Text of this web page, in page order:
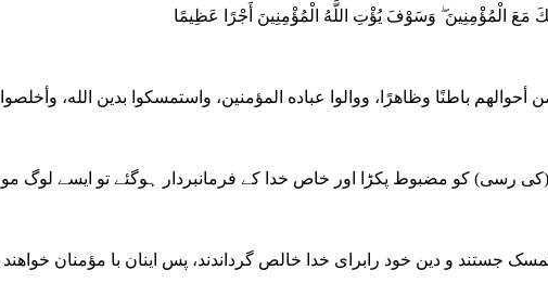
مَعَ الْمُؤْمِنِينَ ۖ وَسَوْفَ يُؤْتِ اللَّهُ الْمُؤْمِنِينَ أَجْرًا عَظِيمًا
من أحوالهم باطنًا وظاهرًا، ووالوا عباده المؤمنين، واستمسكوا بدين الله،
رسی) کو مضبوط پکڑا اور خاص خدا کے فرمانبردار ہوگئے تو ایسے لوگ
جستند و دین خود رابرای خدا خالص گرداندند، پس اینان با مؤمنان